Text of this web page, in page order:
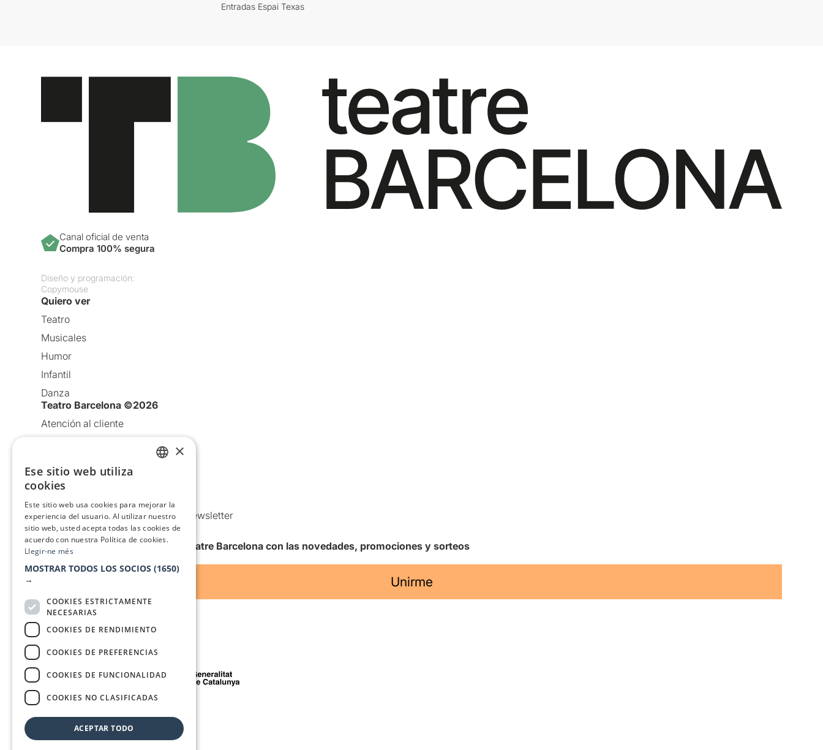
Entradas Espai Texas
Canal oficial de venta
Compra 100% segura
Diseño y programación:
Copymouse
Quiero ver
Teatro
Musicales
Humor
Infantil
Danza
Teatro Barcelona ©2026
Atención al cliente
Política de Cookies
Comunicaciones comerciales y Newsletter
Anuncia’t
Quiero recibir la newsletter de Teatre Barcelona con las novedades, promociones y sorteos
Unirme
Con el apoyo de
×
Ese sitio web utiliza
cookies
Este sitio web usa cookies para mejorar la
experiencia del usuario. Al utilizar nuestro
sitio web, usted acepta todas las cookies de
acuerdo con nuestra Política de cookies.
Llegir-ne més
MOSTRAR TODOS LOS SOCIOS (1650)
→
COOKIES ESTRICTAMENTE
NECESARIAS
COOKIES DE RENDIMIENTO
COOKIES DE PREFERENCIAS
COOKIES DE FUNCIONALIDAD
COOKIES NO CLASIFICADAS
ACEPTAR TODO